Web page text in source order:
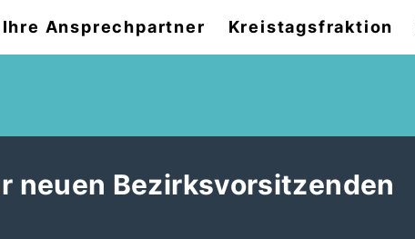
Ihre Ansprechpartner Kreistagsfraktion
neuen Bezirksvorsitzenden